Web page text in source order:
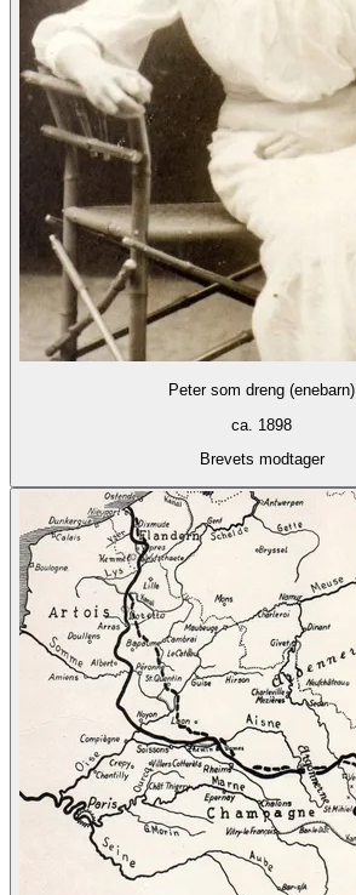
Peter som dreng (enebarn)
ca. 1898
Brevets modtager